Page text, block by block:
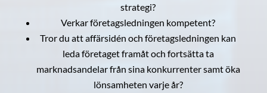
strategi?
Verkar företagsledningen kompetent?
Tror du att affärsidén och företagsledningen kan
leda företaget framåt och fortsätta ta
marknadsandelar från sina konkurrenter samt öka
lönsamheten varje år?